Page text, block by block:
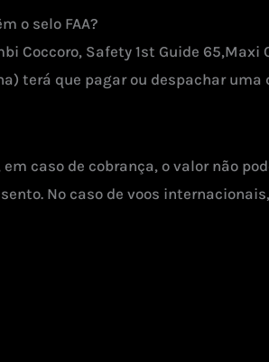
o selo FAA?
Coccoro, Safety 1st Guide
terá que pagar ou despachar
caso de cobrança, o valor não
No caso de voos